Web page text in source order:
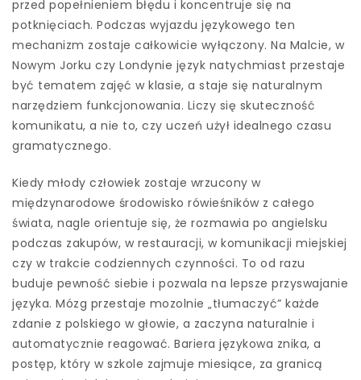
przed popełnieniem błędu i koncentruje się na
potknięciach. Podczas wyjazdu językowego ten
mechanizm zostaje całkowicie wyłączony. Na Malcie, w
Nowym Jorku czy Londynie język natychmiast przestaje
być tematem zajęć w klasie, a staje się naturalnym
narzędziem funkcjonowania. Liczy się skuteczność
komunikatu, a nie to, czy uczeń użył idealnego czasu
gramatycznego.
Kiedy młody człowiek zostaje wrzucony w
międzynarodowe środowisko rówieśników z całego
świata, nagle orientuje się, że rozmawia po angielsku
podczas zakupów, w restauracji, w komunikacji miejskiej
czy w trakcie codziennych czynności. To od razu
buduje pewność siebie i pozwala na lepsze przyswajanie
języka. Mózg przestaje mozolnie „tłumaczyć” każde
zdanie z polskiego w głowie, a zaczyna naturalnie i
automatycznie reagować. Bariera językowa znika, a
postęp, który w szkole zajmuje miesiące, za granicą